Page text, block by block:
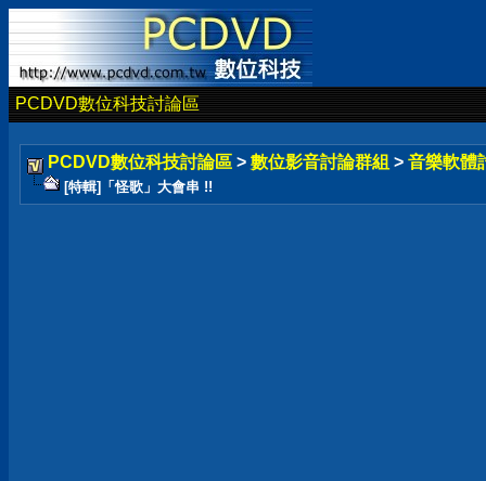
PCDVD數位科技討論區
PCDVD數位科技討論區 > 數位影音討論群組 > 音樂軟體
[特輯]「怪歌」大會串 !!